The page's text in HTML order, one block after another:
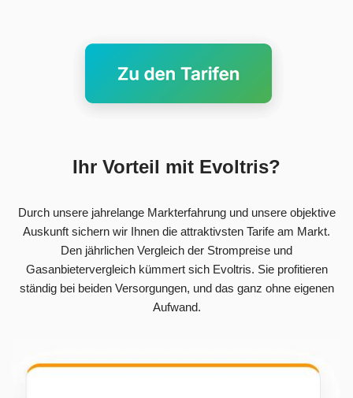
Ihr Vorteil mit Evoltris?
Durch unsere jahrelange Markterfahrung und unsere objektive
Auskunft sichern wir Ihnen die attraktivsten Tarife am Markt.
Den jährlichen Vergleich der Strompreise und
Gasanbietervergleich kümmert sich Evoltris. Sie profitieren
ständig bei beiden Versorgungen, und das ganz ohne eigenen
Aufwand.